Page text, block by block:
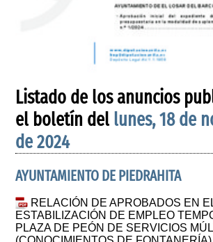
Listado de los anuncios
el boletín del lunes, 18 de
de 2024
AYUNTAMIENTO DE PIEDRAHITA
RELACIÓN DE APROBADOS EN
ESTABILIZACIÓN DE EMPLEO
PLAZA DE PEÓN DE SERVICIOS